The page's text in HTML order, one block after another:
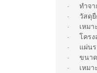
· ทำจาก
· วัสดุยืด
· เหมาะ
· โครงส
· แผ่นรอ
· ขนาดมิ
· เหมาะ